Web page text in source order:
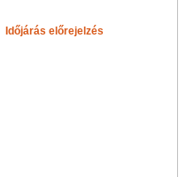
Időjárás előrejelzés